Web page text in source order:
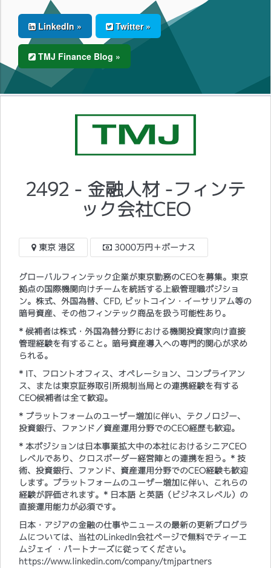
LinkedIn » Twitter »
TMJ Finance Blog »
2492 - 金融人材 -フィンテ
ック会社CEO
東京 港区 3000万円＋ボーナス
グローバルフィンテック企業が東京勤務のCEOを募集。東京
拠点の国際機関向けチームを統括する上級管理職ポジショ
ン。株式、外国為替、CFD, ビットコイン・イーサリアム等の
暗号資産、その他フィンテック商品を扱う可能性あり。
* 候補者は株式・外国為替分野における機関投資家向け直接
管理経験を有すること。暗号資産導入への専門的関心が求め
られる。
* IT、フロントオフィス、オペレーション、コンプライアン
ス、または東京証券取引所規制当局との連携経験を有する
CEO候補者は全て歓迎。
* プラットフォームのユーザー増加に伴い、テクノロジー、
投資銀行、ファンド／資産運用分野でのCEO経歴も歓迎。
* 本ポジションは日本事業拡大中の本社におけるシニアCEO
レベルであり、クロスボーダー経営陣との連携を担う。* 技
術、投資銀行、ファンド、資産運用分野でのCEO経験も歓迎
します。プラットフォームのユーザー増加に伴い、これらの
経験が評価されます。* 日本語 と英語（ビジネスレベル）の
直接運用能力が必須です。
日本・アジアの金融の仕事やニュースの最新の更新プログラ
ムについては、当社のLinkedIn会社ページで無料でティーエ
ムジェイ ・パートナーズに従ってください。
https://www.linkedin.com/company/tmjpartners